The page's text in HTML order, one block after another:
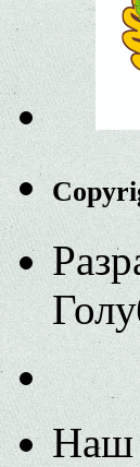
Наш